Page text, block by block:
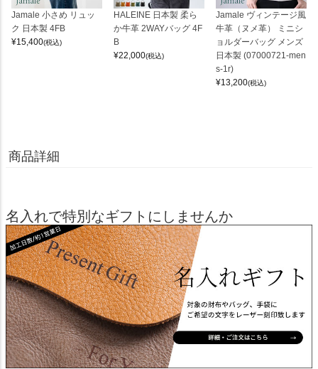
Jamale 小さめ リュッ
ク 日本製 4FB
¥15,400(税込)
HALEINE 日本製 柔ら
か牛革 2WAYバッグ 4F
B
¥22,000(税込)
Jamale ヴィンテージ風
牛革（ヌメ革） ミニシ
ョルダーバッグ メンズ
日本製 (07000721-men
s-1r)
¥13,200(税込)
商品詳細
名入れで特別なギフトにしませんか